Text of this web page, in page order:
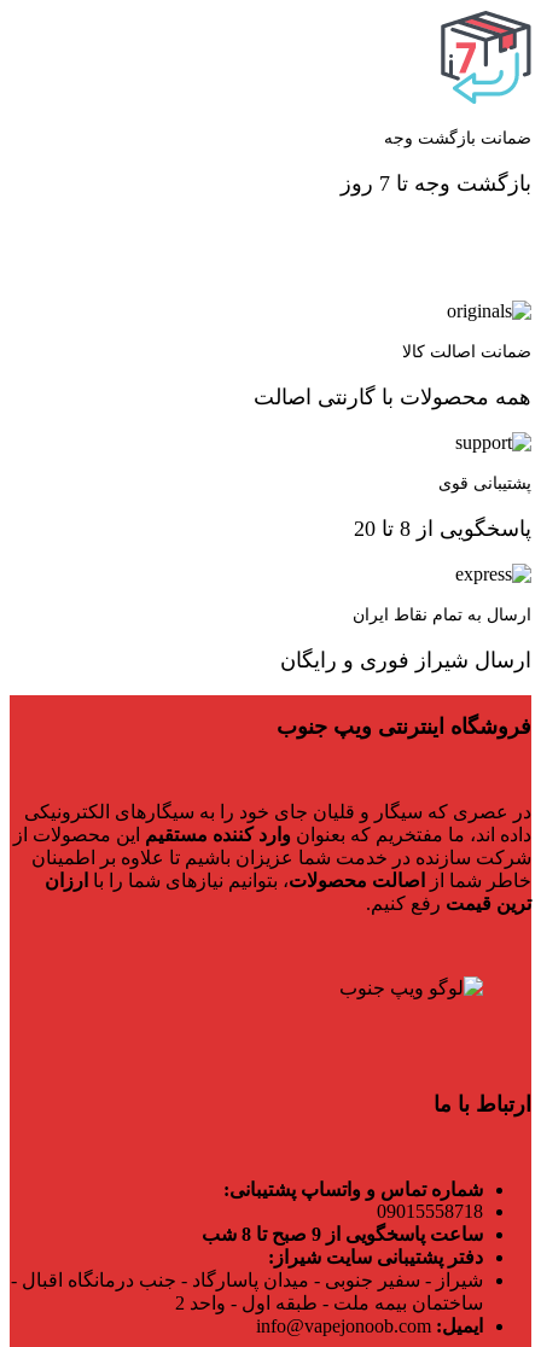
ضمانت بازگشت وجه
بازگشت وجه تا 7 روز
ضمانت اصالت کالا
همه محصولات با گارنتی اصالت
پشتیبانی قوی
پاسخگویی از 8 تا 20
ارسال به تمام نقاط ایران
ارسال شیراز فوری و رایگان
فروشگاه اینترنتی ویپ جنوب
در عصری که سیگار و قلیان جای خود را به سیگارهای الکترونیکی
داده اند، ما مفتخریم که بعنوان وارد کننده مستقیم این محصولات از
شرکت سازنده در خدمت شما عزیزان باشیم تا علاوه بر اطمینان
خاطر شما از
اصالت محصولات، بتوانیم نیازهای شما را با ارزان
ترین قیمت رفع کنیم.
ارتباط با ما
شماره تماس و واتساپ پشتیبانی:
09015558718
ساعت پاسخگویی از 9 صبح تا 8 شب
دفتر پشتیبانی سایت شیراز:
شیراز - سفیر جنوبی - میدان پاسارگاد - جنب درمانگاه اقبال -
ساختمان بیمه ملت - طبقه اول - واحد 2
ایمیل: